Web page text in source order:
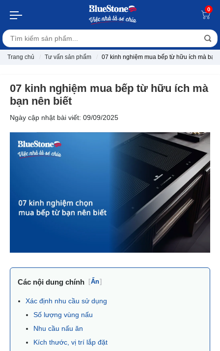
0
Trang chủ Tư vấn sản phẩm 07 kinh nghiệm mua bếp từ hữu ích mà bạn
07 kinh nghiệm mua bếp từ hữu ích mà
bạn nên biết
Ngày cập nhật bài viết: 09/09/2025
Các nội dung chính [Ẩn]
Xác định nhu cầu sử dụng
Số lượng vùng nấu
Nhu cầu nấu ăn
Kích thước, vị trí lắp đặt